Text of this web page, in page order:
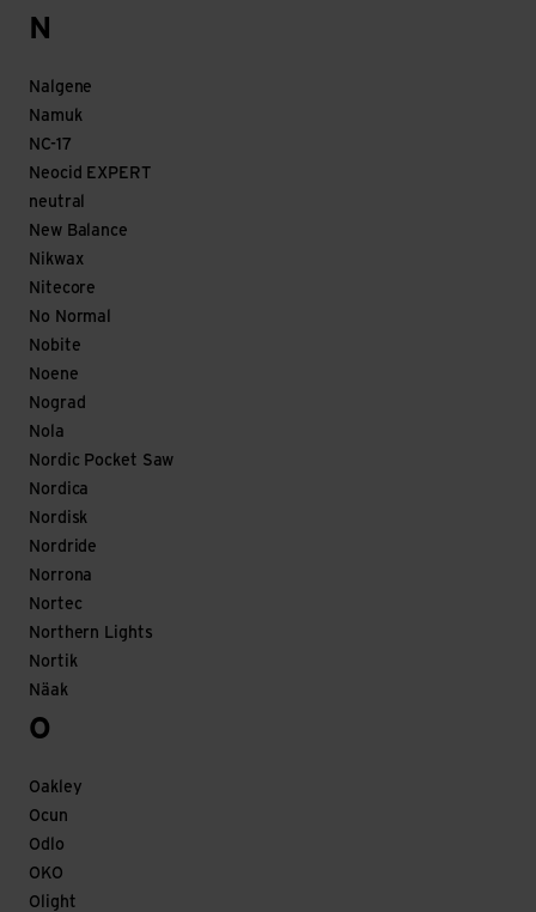
N
Nalgene
Namuk
NC-17
Neocid EXPERT
neutral
New Balance
Nikwax
Nitecore
No Normal
Nobite
Noene
Nograd
Nola
Nordic Pocket Saw
Nordica
Nordisk
Nordride
Norrona
Nortec
Northern Lights
Nortik
Näak
O
Oakley
Ocun
Odlo
OKO
Olight